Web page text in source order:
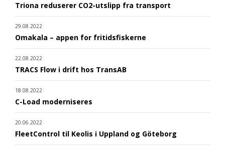
Triona reduserer CO2-utslipp fra transport
29.08.2022
Omakala – appen for fritidsfiskerne
22.08.2022
TRACS Flow i drift hos TransAB
18.08.2022
C-Load moderniseres
20.06.2022
FleetControl til Keolis i Uppland og Göteborg